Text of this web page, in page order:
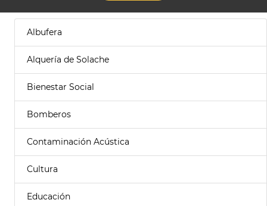
Albufera
Alquería de Solache
Bienestar Social
Bomberos
Contaminación Acústica
Cultura
Educación